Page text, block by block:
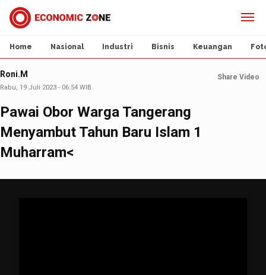
Home Nasional Industri Bisnis Keuangan
Roni.M
Rabu, 19 Juli 2023 - 06:54 WIB
Share Video
Pawai Obor Warga Tangerang
Menyambut Tahun Baru Islam 1
Muharram<